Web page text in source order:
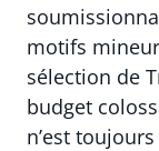
motifs
sélection de
budget
n’est